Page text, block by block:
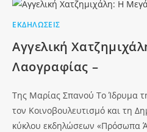
ΕΚΔΗΛΏΣΕΙΣ
Αγγελική
Λαογραφίας –
Της Μαρίας Σπανού Το Ίδρυμα
τον Κοινοβουλευτισμό και τη
κύκλου εκδηλώσεων «Πρόσωπα